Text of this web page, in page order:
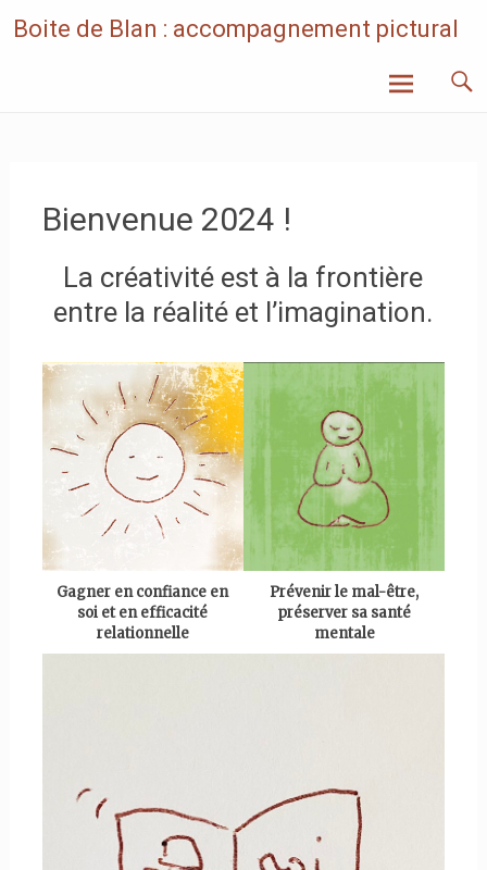
toBoite de Blan : accompagnement pictural
Bienvenue 2024 !
La créativité est à la frontière
entre la réalité et l’imagination.
Gagner en confiance en
soi et en efficacité
relationnelle
Prévenir le mal-être,
préserver sa santé
mentale